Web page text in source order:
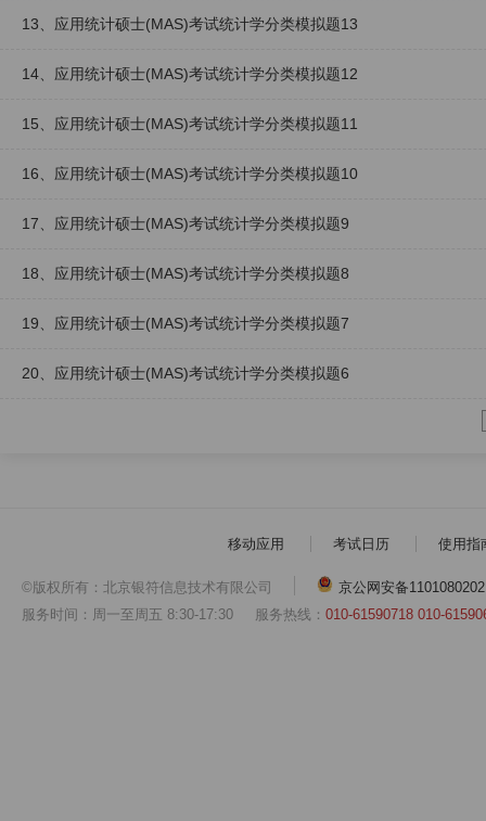
13、应用统计硕士(MAS)考试统计学分类模拟题13
14、应用统计硕士(MAS)考试统计学分类模拟题12
15、应用统计硕士(MAS)考试统计学分类模拟题11
16、应用统计硕士(MAS)考试统计学分类模拟题10
17、应用统计硕士(MAS)考试统计学分类模拟题9
18、应用统计硕士(MAS)考试统计学分类模拟题8
19、应用统计硕士(MAS)考试统计学分类模拟题7
20、应用统计硕士(MAS)考试统计学分类模拟题6
移动应用 考试日历 使用指
©版权所有：北京银符信息技术有限公司
京公网安备
服务时间：周一至周五 8:30-17:30 服务热线： 010-61590718 010-